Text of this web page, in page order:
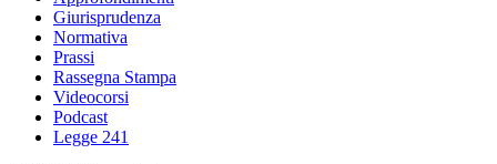
Giurisprudenza
Normativa
Prassi
Rassegna Stampa
Videocorsi
Podcast
Legge 241